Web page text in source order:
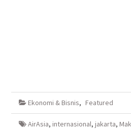
Ekonomi & Bisnis, Featured
AirAsia, internasional, jakarta,